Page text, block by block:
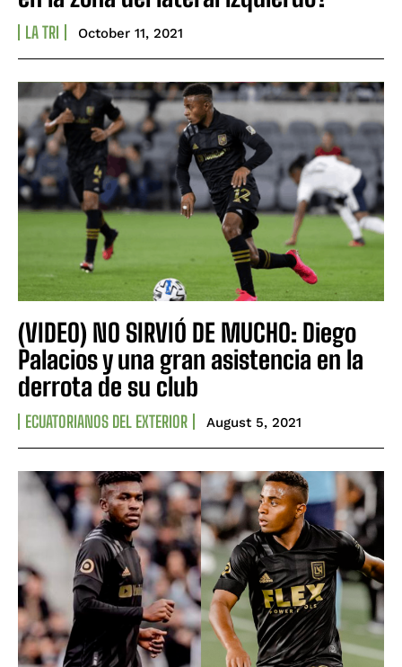
LA TRI October 11, 2021
(VIDEO) NO SIRVIÓ DE MUCHO: Diego
Palacios y una gran asistencia en la
derrota de su club
ECUATORIANOS DEL EXTERIOR August 5, 2021